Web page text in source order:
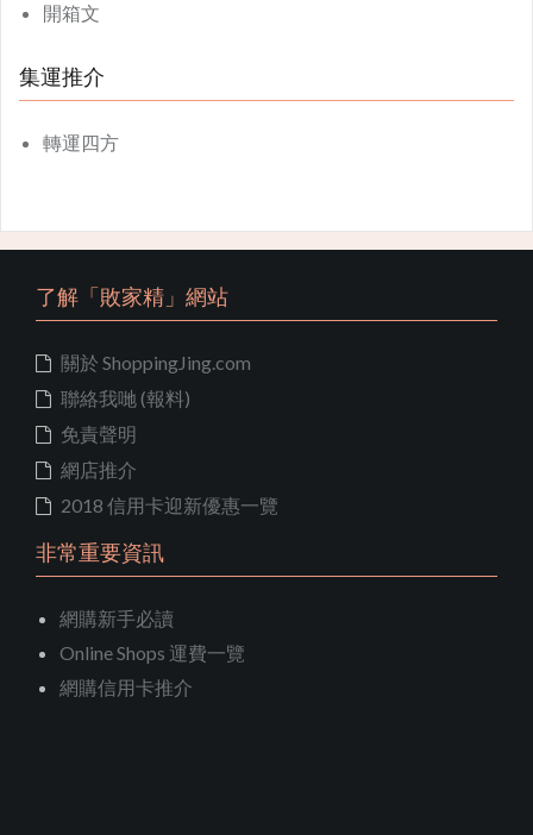
開箱文
集運推介
轉運四方
了解「敗家精」網站
關於 ShoppingJing.com
聯絡我哋 (報料)
免責聲明
網店推介
2018 信用卡迎新優惠一覽
非常重要資訊
網購新手必讀
Online Shops 運費一覽
網購信用卡推介